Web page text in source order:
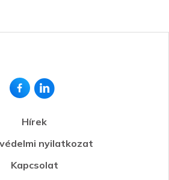
Hírek
nyilatkozat
Kapcsolat